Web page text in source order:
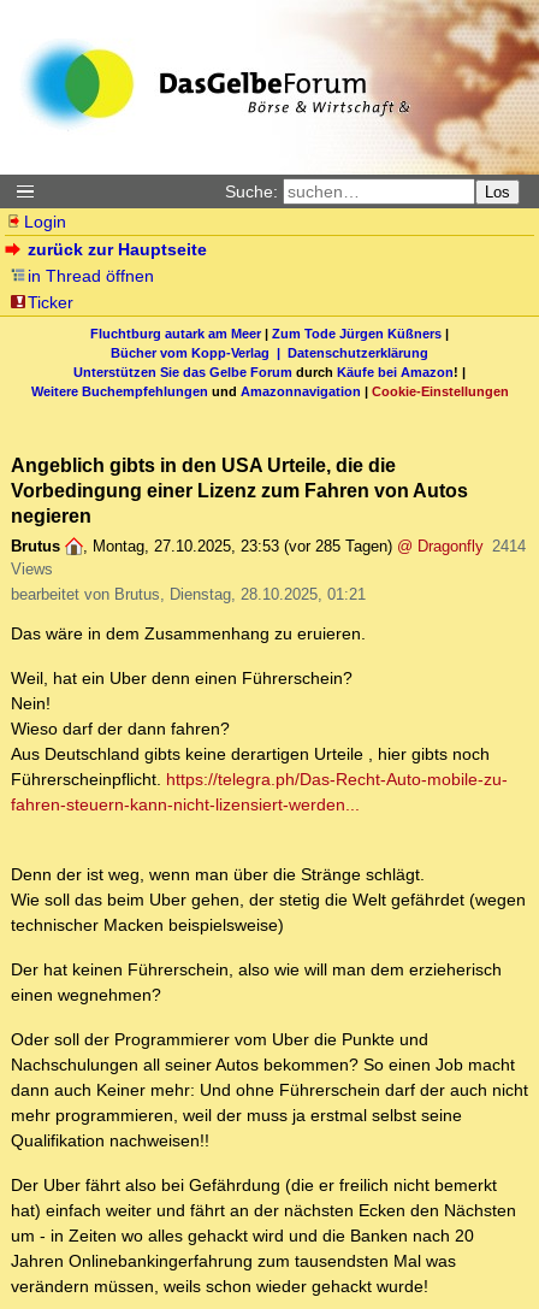
Suche: Los
Login
zurück zur Hauptseite
in Thread öffnen
Ticker
Fluchtburg autark am Meer| Zum Tode Jürgen Küßners |
Bücher vom Kopp-Verlag | Datenschutzerklärung
Unterstützen Sie das Gelbe Forum durch Käufe bei Amazon! |
Weitere Buchempfehlungen und Amazonnavigation | Cookie-Einstellungen
Angeblich gibts in den USA Urteile, die die
Vorbedingung einer Lizenz zum Fahren von Autos
negieren
Brutus , Montag, 27.10.2025, 23:53 (vor 285 Tagen) @ Dragonfly 2414
Views
bearbeitet von Brutus, Dienstag, 28.10.2025, 01:21
Das wäre in dem Zusammenhang zu eruieren.
Weil, hat ein Uber denn einen Führerschein?
Nein!
Wieso darf der dann fahren?
Aus Deutschland gibts keine derartigen Urteile , hier gibts noch
Führerscheinpflicht. https://telegra.ph/Das-Recht-Auto-mobile-zu-
fahren-steuern-kann-nicht-lizensiert-werden...
Denn der ist weg, wenn man über die Stränge schlägt.
Wie soll das beim Uber gehen, der stetig die Welt gefährdet (wegen
technischer Macken beispielsweise)
Der hat keinen Führerschein, also wie will man dem erzieherisch
einen wegnehmen?
Oder soll der Programmierer vom Uber die Punkte und
Nachschulungen all seiner Autos bekommen? So einen Job macht
dann auch Keiner mehr: Und ohne Führerschein darf der auch nicht
mehr programmieren, weil der muss ja erstmal selbst seine
Qualifikation nachweisen!!
Der Uber fährt also bei Gefährdung (die er freilich nicht bemerkt
hat) einfach weiter und fährt an der nächsten Ecken den Nächsten
um - in Zeiten wo alles gehackt wird und die Banken nach 20
Jahren Onlinebankingerfahrung zum tausendsten Mal was
verändern müssen, weils schon wieder gehackt wurde!